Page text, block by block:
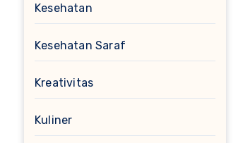
Kesehatan
Kesehatan Saraf
Kreativitas
Kuliner